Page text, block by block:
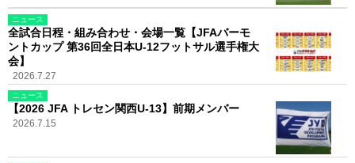
ニュース
全試合日程・組み合わせ・会場一覧【JFAバーモ
ントカップ 第36回全日本U-12フットサル選手権大
会】
2026.7.27
ニュース
【2026 JFA トレセン関西U-13】前期メンバー
2026.7.15